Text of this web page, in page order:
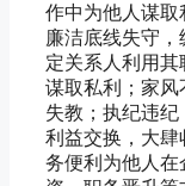
作中为他人谋取
廉洁底线失守
定关系人利用
谋取私利；家风
失教；执纪违
利益交换，大肆
务便利为他人在